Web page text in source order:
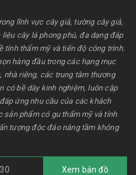
lĩnh vực cây giả, tường cây giả,
cây lá phong phú, đa dạng đáp
tính thẩm mỹ và tiến độ công trình.
hàng đầu trong các hạng mục
nhà riêng, các trung tâm thương
có bề dày kinh nghiệm, luôn cập
ứng nhu cầu của các khách
sản phẩm có gu thẩm mỹ và tính
tượng độc đáo nâng tầm không
Xem bản đồ